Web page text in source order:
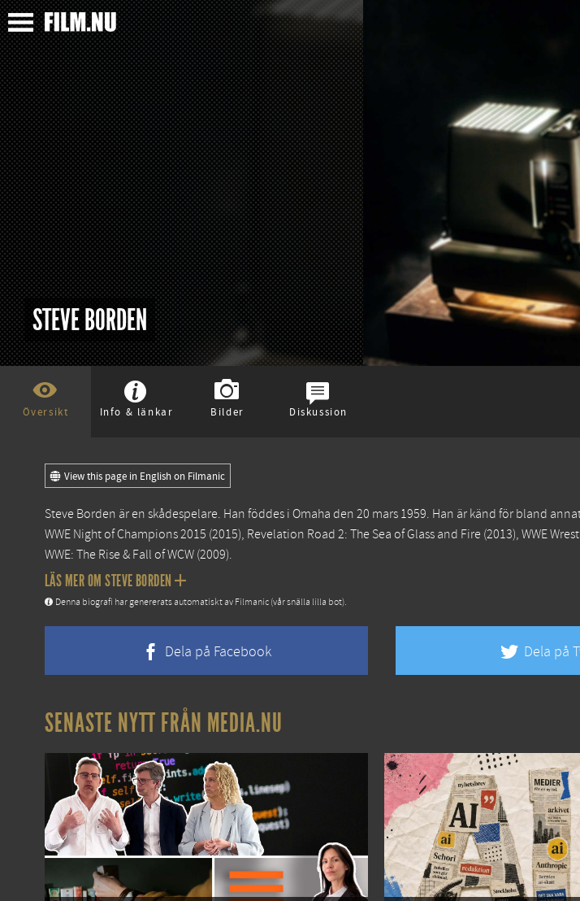
STEVE BORDEN
Översikt Info & länkar Bilder Diskussion
View this page in English on Filmanic
Steve Borden är en skådespelare. Han föddes i Omaha den 20 mars 1959. Han är känd för bland
WWE Night of Champions 2015 (2015), Revelation Road 2: The Sea of Glass and Fire (2013), WWE
WWE: The Rise & Fall of WCW (2009).
LÄS MER OM STEVE BORDEN
Denna biografi har genererats automatiskt av Filmanic (vår snälla lilla bot).
Dela på Facebook Dela på
SENASTE NYTT FRÅN MEDIA.NU